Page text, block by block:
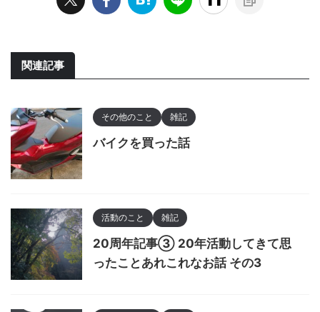
関連記事
その他のこと 雑記
バイクを買った話
活動のこと 雑記
20周年記事③ 20年活動してきて思
ったことあれこれなお話 その3